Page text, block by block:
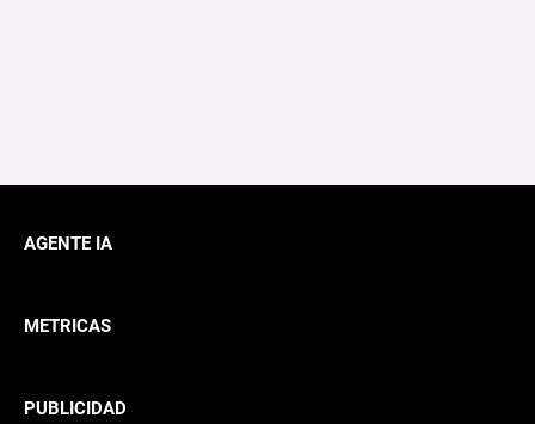
AGENTE IA
METRICAS
PUBLICIDAD